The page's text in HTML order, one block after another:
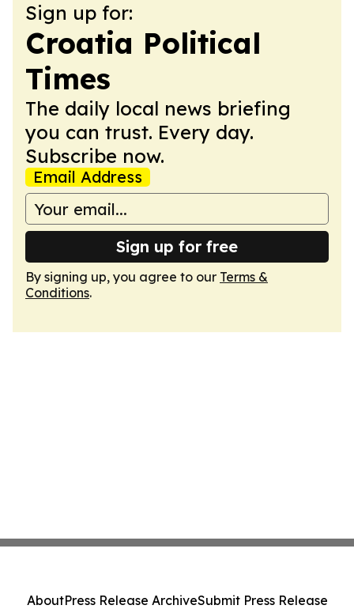
Sign up for:
Croatia Political
Times
The daily local news briefing
you can trust. Every day.
Subscribe now.
Email Address
Sign up for free
By signing up, you agree to our Terms &
Conditions.
AboutPress Release ArchiveSubmit Press Release